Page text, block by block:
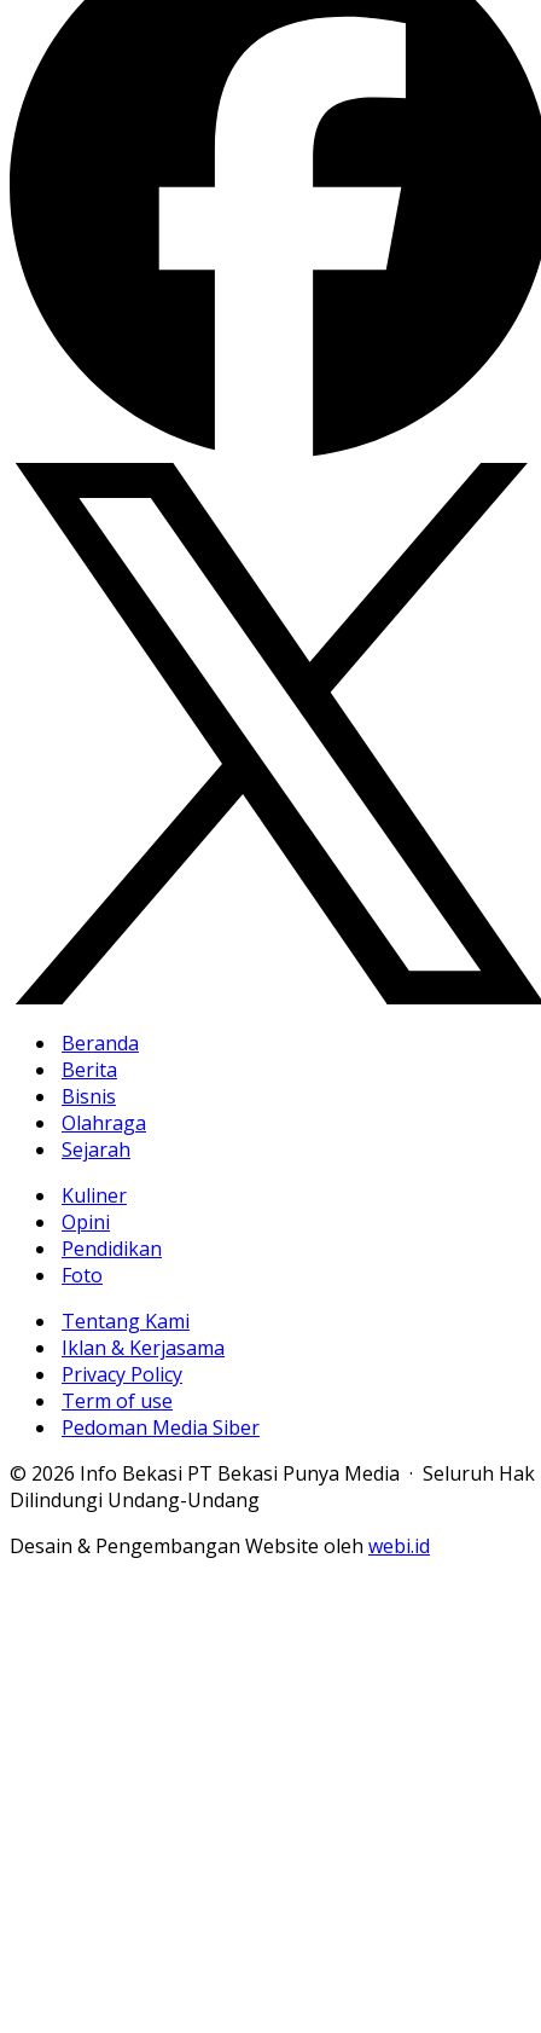
Beranda
Berita
Bisnis
Olahraga
Sejarah
Kuliner
Opini
Pendidikan
Foto
Tentang Kami
Iklan & Kerjasama
Privacy Policy
Term of use
Pedoman Media Siber
© 2026 Info Bekasi PT Bekasi Punya Media · Seluruh Hak
Dilindungi Undang-Undang
Desain & Pengembangan Website oleh webi.id